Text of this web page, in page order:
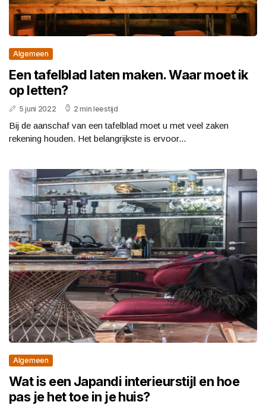
Algemeen
Een tafelblad laten maken. Waar moet ik
op letten?
5 juni 2022 2 min leestijd
Bij de aanschaf van een tafelblad moet u met veel zaken
rekening houden. Het belangrijkste is ervoor...
Algemeen
Wat is een Japandi interieurstijl en hoe
pas je het toe in je huis?